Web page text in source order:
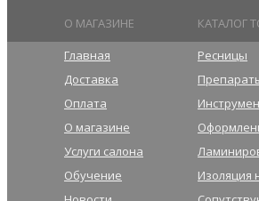
О МАГАЗИНЕ
Главная
Доставка
Оплата
О магазине
Услуги салона
Обучение
КАТАЛОГ
Ресницы
Изоляция